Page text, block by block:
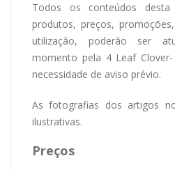
Todos os conteúdos
produtos, preços,
utilização, poderão ser
momento pela 4 Leaf
necessidade de aviso prévio.
As fotografias dos artigos
ilustrativas.
Preços